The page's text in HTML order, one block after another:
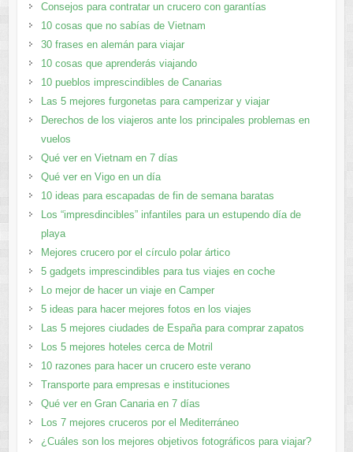
Consejos para contratar un crucero con garantías
10 cosas que no sabías de Vietnam
30 frases en alemán para viajar
10 cosas que aprenderás viajando
10 pueblos imprescindibles de Canarias
Las 5 mejores furgonetas para camperizar y viajar
Derechos de los viajeros ante los principales problemas en
vuelos
Qué ver en Vietnam en 7 días
Qué ver en Vigo en un día
10 ideas para escapadas de fin de semana baratas
Los “impresdincibles” infantiles para un estupendo día de
playa
Mejores crucero por el círculo polar ártico
5 gadgets imprescindibles para tus viajes en coche
Lo mejor de hacer un viaje en Camper
5 ideas para hacer mejores fotos en los viajes
Las 5 mejores ciudades de España para comprar zapatos
Los 5 mejores hoteles cerca de Motril
10 razones para hacer un crucero este verano
Transporte para empresas e instituciones
Qué ver en Gran Canaria en 7 días
Los 7 mejores cruceros por el Mediterráneo
¿Cuáles son los mejores objetivos fotográficos para viajar?